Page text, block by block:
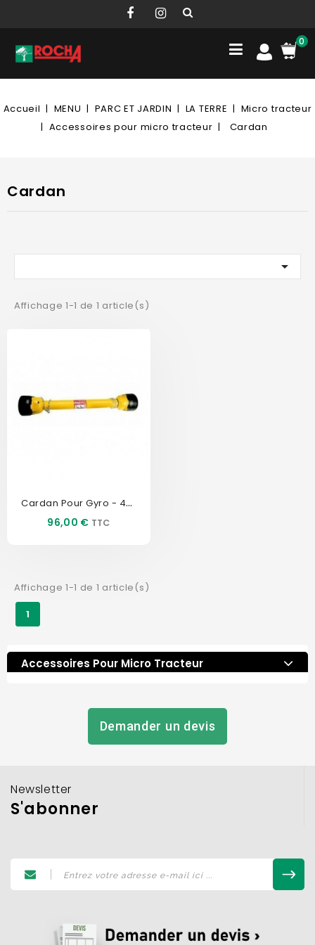
0
Accueil MENU PARC ET JARDIN LA TERRE
Micro tracteur
Accessoires pour micro tracteur
Cardan
Cardan

Affichage 1-1 de 1 article(s)
Cardan Pour Gyro - 4SI40710CEX
Prix
96,00 €
Affichage 1-1 de 1 article(s)
1
Accessoires Pour Micro Tracteur
Demander un devis
Newsletter
S'abonner